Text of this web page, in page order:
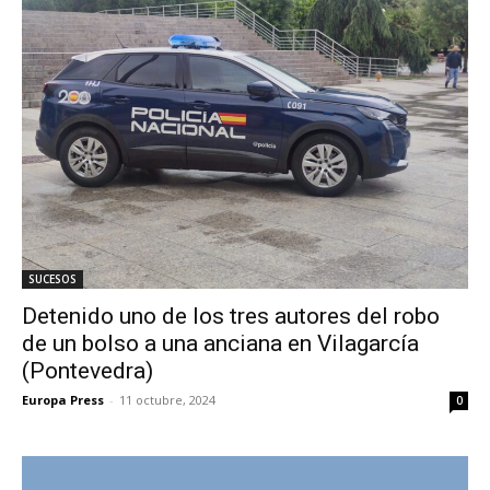
SUCESOS
Detenido uno de los tres autores del robo
de un bolso a una anciana en Vilagarcía
(Pontevedra)
Europa Press - 11 octubre, 2024 0